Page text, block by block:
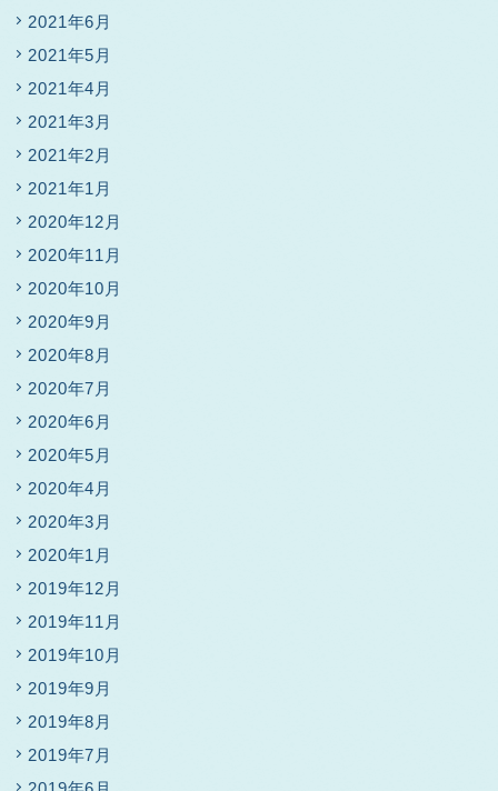
2021年6月
2021年5月
2021年4月
2021年3月
2021年2月
2021年1月
2020年12月
2020年11月
2020年10月
2020年9月
2020年8月
2020年7月
2020年6月
2020年5月
2020年4月
2020年3月
2020年1月
2019年12月
2019年11月
2019年10月
2019年9月
2019年8月
2019年7月